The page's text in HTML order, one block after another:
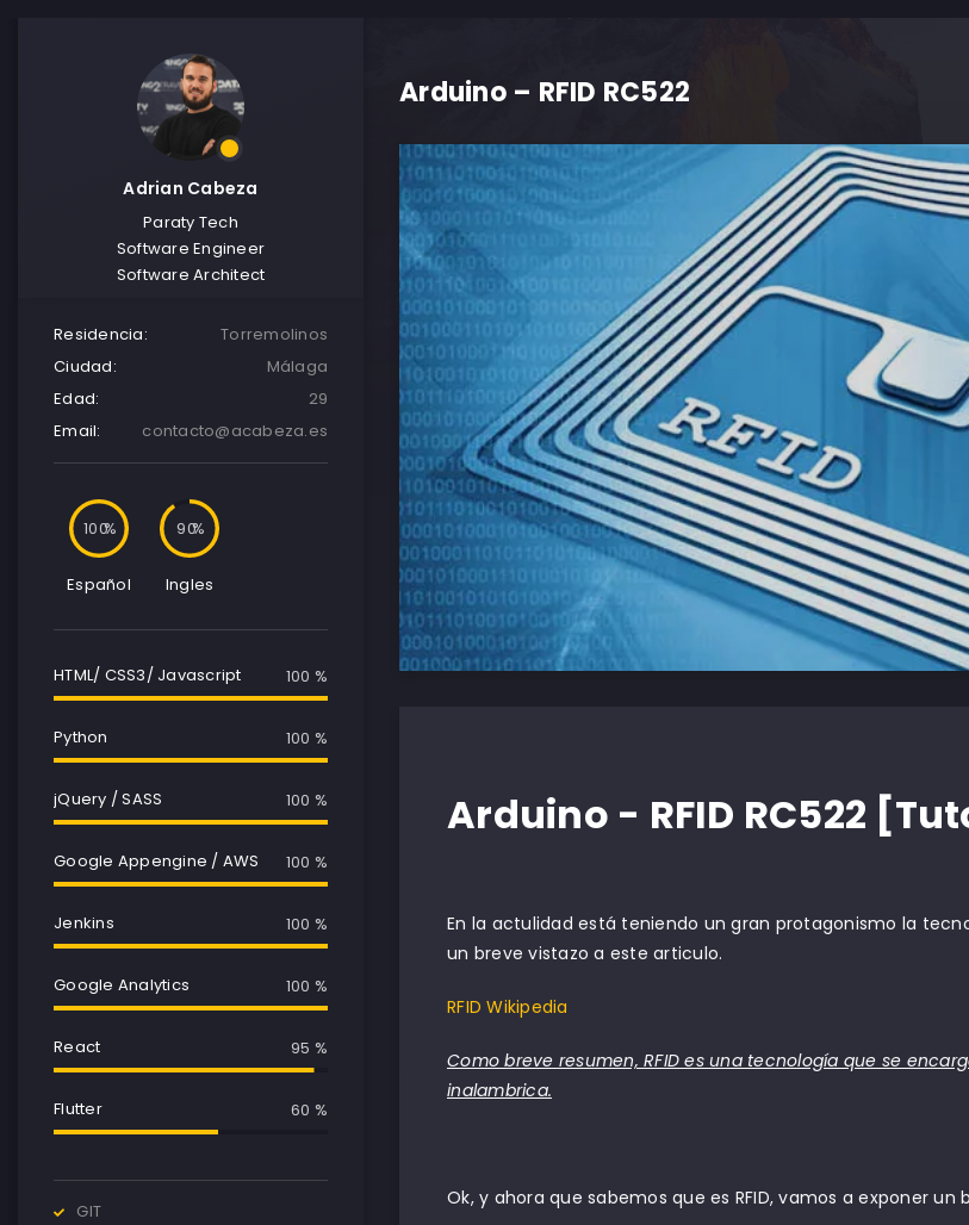
Adrian Cabeza
Paraty Tech
Software Engineer
Software Architect
Residencia:
Torremolinos
Ciudad:
Málaga
Edad:
29
Email:
contacto@acabeza.es
100
Español
90
Ingles
HTML/ CSS3/ Javascript 100 %
Python 100 %
jQuery / SASS 100 %
Google Appengine / AWS 100 %
Jenkins 100 %
Google Analytics 100 %
React 95 %
Flutter 60 %
GIT
Arduino – RFID RC522
Arduino - RFID RC522
En la actulidad está teniendo un gran protagonismo la
un breve vistazo a este articulo.
RFID Wikipedia
Como breve resumen, RFID es una tecnología que se
inalambrica.
Ok, y ahora que sabemos que es RFID, vamos a exponer un